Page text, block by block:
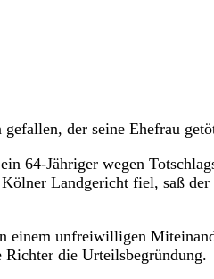
der seine Ehefrau
64-Jähriger wegen
Landgericht fiel, saß
einem unfreiwilligen
Richter die Urteilsbegründung.